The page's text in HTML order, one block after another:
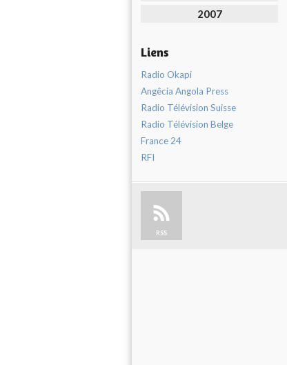
2007
Liens
Radio Okapi
Angêcia Angola Press
Radio Télévision Suisse
Radio Télévision Belge
France 24
RFI
RSS